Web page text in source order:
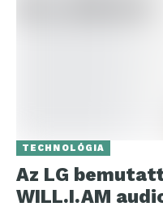
TECHNOLÓGIA
Az LG
WILL.I.AM